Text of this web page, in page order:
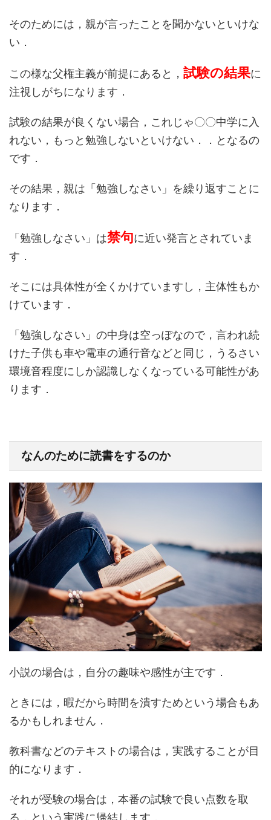
そのためには，親が言ったことを聞かないといけな
い．
この様な父権主義が前提にあると， 試験の結果に
注視しがちになります．
試験の結果が良くない場合，これじゃ〇〇中学に入
れない，もっと勉強しないといけない．．となるの
です．
その結果，親は 「勉強しなさい」 を繰り返すことに
なります．
「勉強しなさい」は禁句に近い発言とされていま
す．
そこには具体性が全くかけていますし， 主体性もか
けています．
「勉強しなさい」の中身は空っぽなので，言われ続
けた子供も車や電車の通行音などと同じ，うるさい
環境音程度にしか認識しなくなっている可能性があ
ります．
なんのために読書をするのか
小説の場合は，自分の趣味や感性が主です．
ときには，暇だから時間を潰すためという場合もあ
るかもしれません．
教科書などのテキストの場合は，実践することが目
的になります．
それが受験の場合は，本番の試験で良い点数を取
る，という実践に帰結します．